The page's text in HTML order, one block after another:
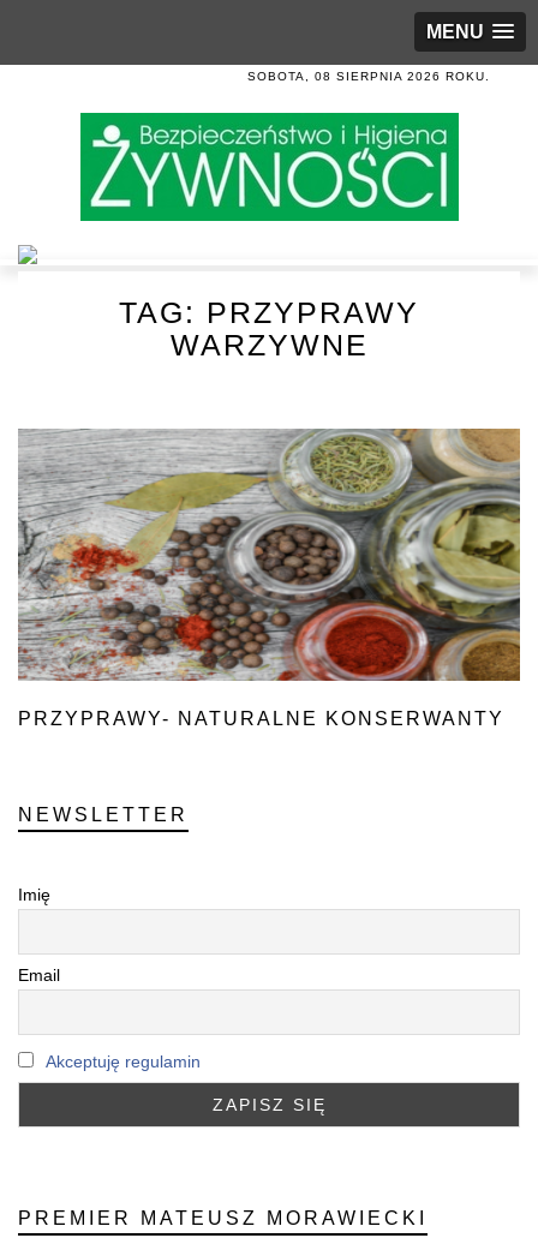
MENU
SOBOTA, 08 SIERPNIA 2026 ROKU.
TAG: PRZYPRAWY
WARZYWNE
PRZYPRAWY- NATURALNE KONSERWANTY
NEWSLETTER
Imię
Email
Akceptuję regulamin
PREMIER MATEUSZ MORAWIECKI